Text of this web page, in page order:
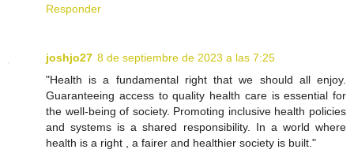
Responder
joshjo27 8 de septiembre de 2023 a las 7:25
"Health is a fundamental right that we should all enjoy.
Guaranteeing access to quality health care is essential for
the well-being of society. Promoting inclusive health policies
and systems is a shared responsibility. In a world where
health is a right , a fairer and healthier society is built."